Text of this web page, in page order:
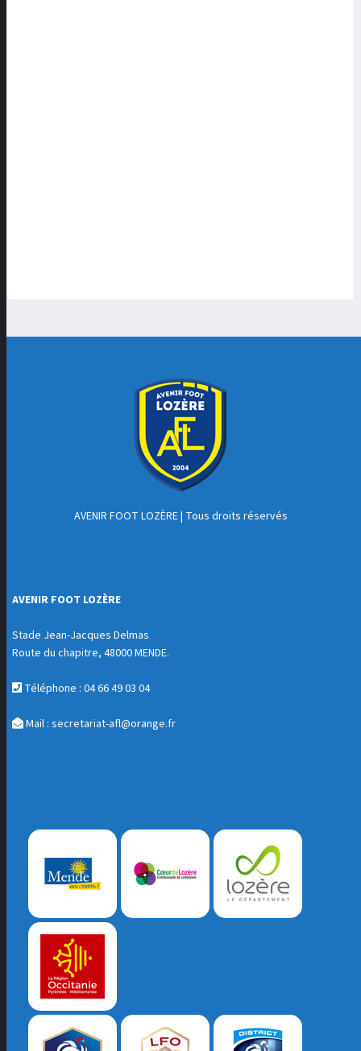
AVENIR FOOT LOZÈRE| Tous droits réservés
AVENIR FOOT LOZÈRE
Stade Jean-Jacques Delmas
Route du chapitre, 48000 MENDE.
Téléphone : 04 66 49 03 04
Mail : secretariat-afl@orange.fr